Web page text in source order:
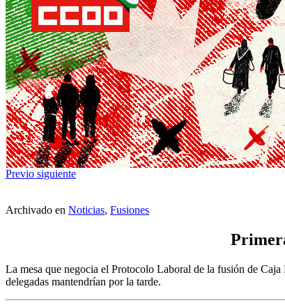
Previo siguiente
Archivado en Noticias, Fusiones
La mesa que negocia el Protocolo Laboral de la fusión de
delegadas mantendrían por la tarde.